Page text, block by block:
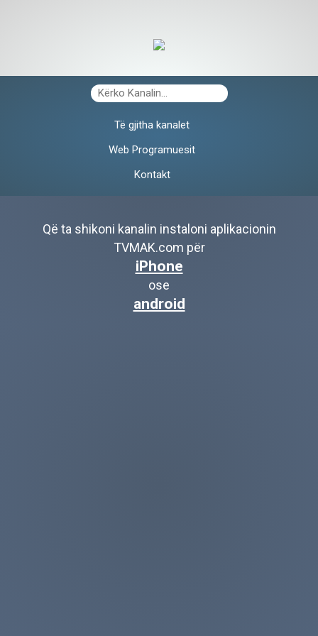
Të gjitha kanalet
Web Programuesit
Kontakt
Që ta shikoni kanalin instaloni aplikacionin
TVMAK.com për
iPhone
ose
android